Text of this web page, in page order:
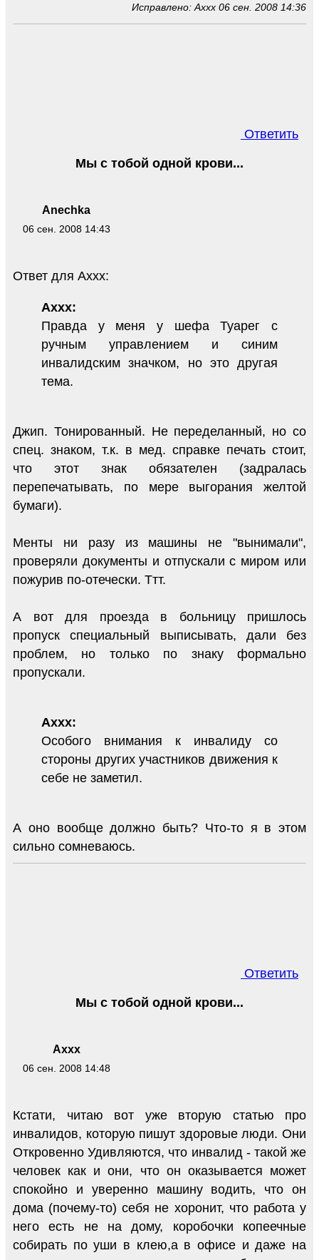
Исправлено: Axxx 06 сен. 2008 14:36
Ответить
Anechka
06 сен. 2008 14:43
Мы с тобой одной крови...
Ответ для Axxx:
Axxx:
Правда у меня у шефа Туарег с
ручным управлением и синим
инвалидским значком, но это другая
тема.
Джип. Тонированный. Не переделанный, но со
спец. знаком, т.к. в мед. справке печать стоит,
что этот знак обязателен (задралась
перепечатывать, по мере выгорания желтой
бумаги).
Менты ни разу из машины не "вынимали",
проверяли документы и отпускали с миром или
пожурив по-отечески. Ттт.
А вот для проезда в больницу пришлось
пропуск специальный выписывать, дали без
проблем, но только по знаку формально
пропускали.
Axxx:
Особого внимания к инвалиду со
стороны других участников движения к
себе не заметил.
А оно вообще должно быть? Что-то я в этом
сильно сомневаюсь.
Ответить
Axxx
06 сен. 2008 14:48
Мы с тобой одной крови...
Кстати, читаю вот уже вторую статью про
инвалидов, которую пишут здоровые люди. Они
Откровенно Удивляются, что инвалид - такой же
человек как и они, что он оказывается может
спокойно и уверенно машину водить, что он
дома (почему-то) себя не хоронит, что работа у
него есть не на дому, коробочки копеечные
собирать по уши в клею,а в офисе и даже на